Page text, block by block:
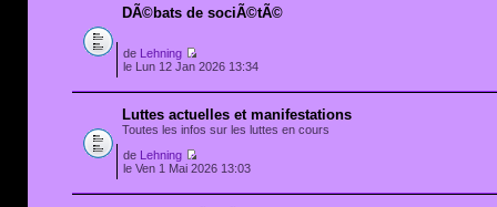
DÃ©bats de sociÃ©tÃ©
de
Lehning
le Lun 12 Jan 2026 13:34
Luttes actuelles et manifestations
Toutes les infos sur les luttes en cours
de
Lehning
le Ven 1 Mai 2026 13:03